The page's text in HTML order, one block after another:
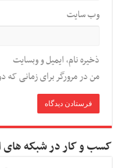
وب‌ سایت
ذخیره نام، ایمیل و وبسایت
من در مرورگر برای زمانی که
کسب و کار در شبکه های